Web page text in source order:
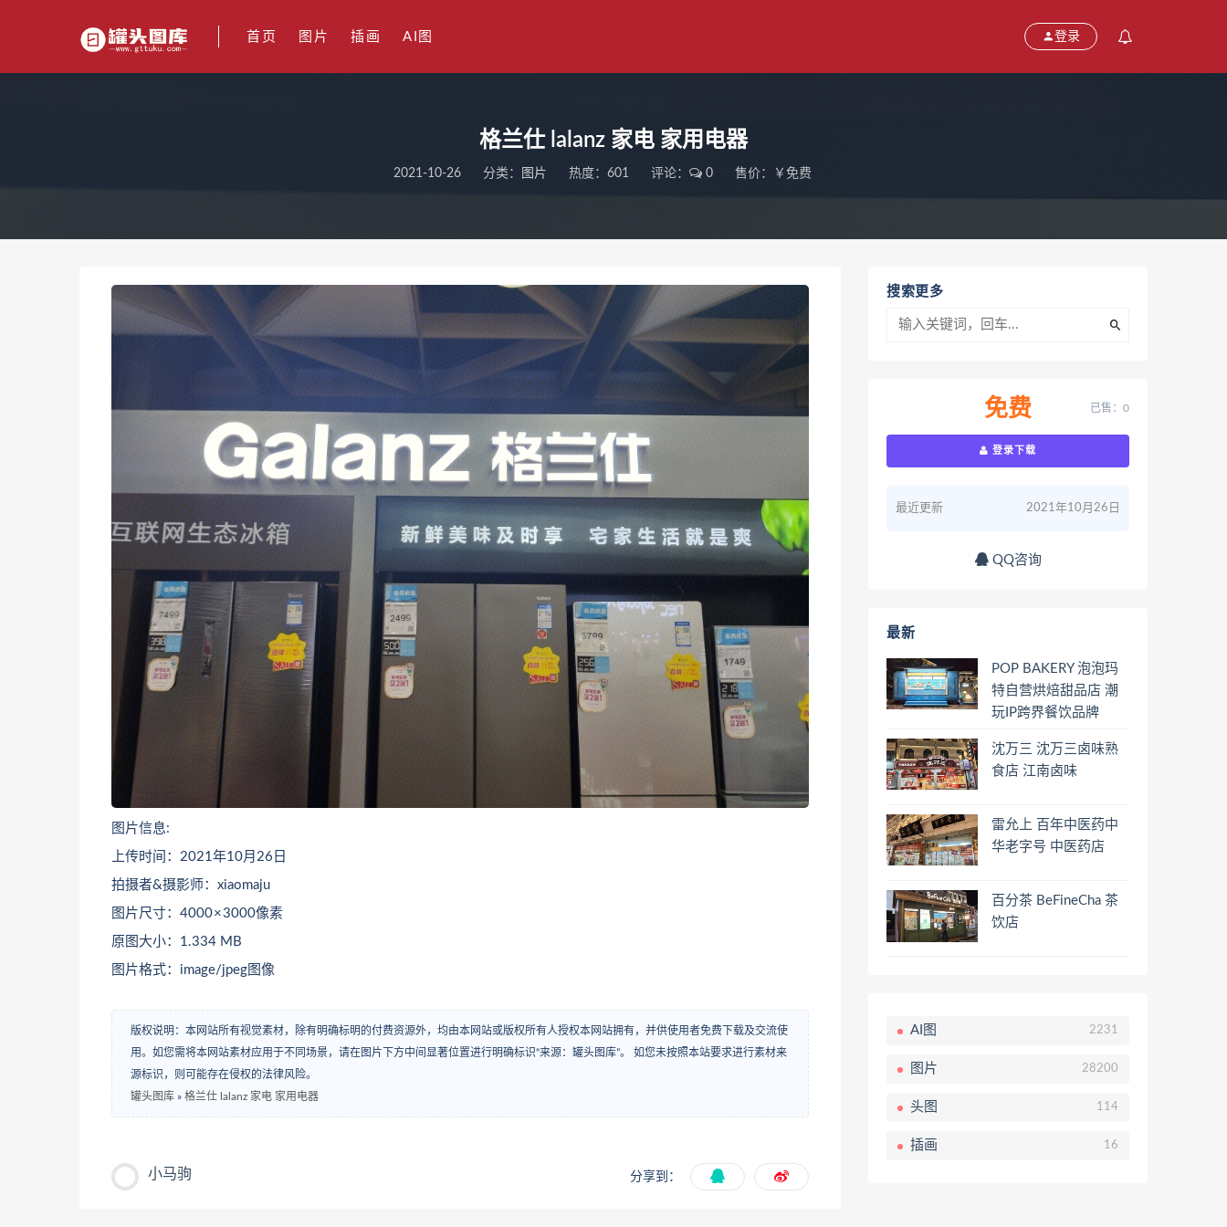
首页 图片 插画 AI图 登录
格兰仕 lalanz 家电 家用电器
2021-10-26 分类： 图片 热度：601 评论： 0 售价：￥免费
图片信息:
上传时间：2021年10月26日
拍摄者&摄影师：xiaomaju
图片尺寸：4000 × 3000像素
原图大小：1.334 MB
图片格式：image/jpeg图像
版权说明：本网站所有视觉素材，除有明确标明的付费资源外，均由本网站或版权所有人授权本网站拥有，并供使用者免费下载及交流使
用。如您需将本网站素材应用于不同场景，请在图片下方中间显著位置进行明确标识“来源：罐头图库”。 如您未按照本站要求进行素材来
源标识，则可能存在侵权的法律风险。
罐头图库 » 格兰仕 lalanz 家电 家用电器
小马驹 分享到：
搜索更多
免费 已售：0
登录下载
最近更新 2021年10月26日
QQ咨询
最新
POP BAKERY 泡泡玛
特自营烘焙甜品店 潮
玩IP跨界餐饮品牌
沈万三 沈万三卤味熟
食店 江南卤味
雷允上 百年中医药中
华老字号 中医药店
百分茶 BeFineCha 茶
饮店
AI图 2231
图片 28200
头图 114
插画 16